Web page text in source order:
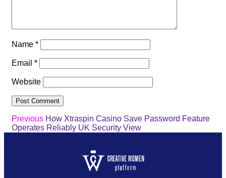
Name *
Email *
Website
Previous How Xtraspin Casino Save Password Feature
Operates Reliably UK Security View